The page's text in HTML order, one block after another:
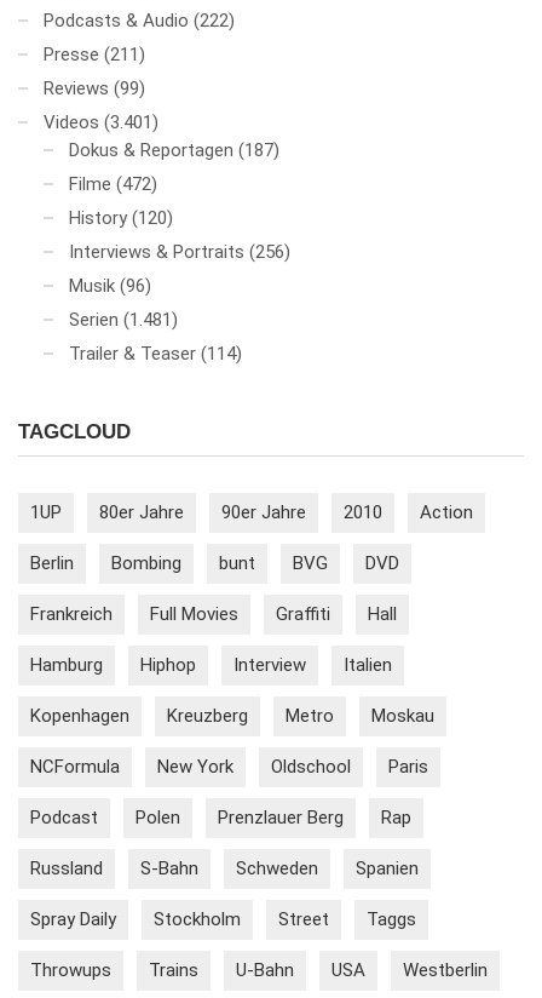
Podcasts & Audio (222)
Presse (211)
Reviews (99)
Videos (3.401)
Dokus & Reportagen (187)
Filme (472)
History (120)
Interviews & Portraits (256)
Musik (96)
Serien (1.481)
Trailer & Teaser (114)
TAGCLOUD
1UP 80er Jahre 90er Jahre 2010 Action
Berlin Bombing bunt BVG DVD
Frankreich Full Movies Graffiti Hall
Hamburg Hiphop Interview Italien
Kopenhagen Kreuzberg Metro Moskau
NCFormula New York Oldschool Paris
Podcast Polen Prenzlauer Berg Rap
Russland S-Bahn Schweden Spanien
Spray Daily Stockholm Street Taggs
Throwups Trains U-Bahn USA Westberlin